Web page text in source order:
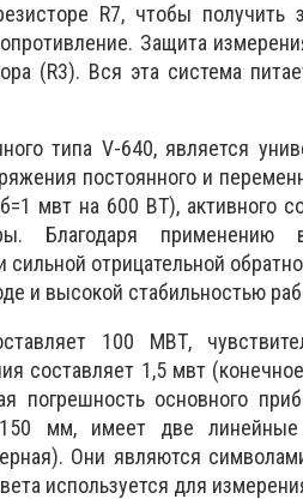
R7, чтобы получить
Защита
(R3). Вся эта система
типа V-640, является
постоянного и
мвт на 600 ВТ), активного
Благодаря применению
отрицательной
и высокой стабильностью
100 МВТ,
составляет 1,5 мвт
погрешность основного
мм, имеет две
Они являются
используется для